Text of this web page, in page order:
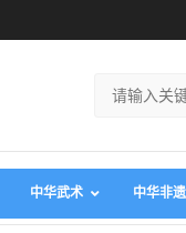
中华武术 中华非遗